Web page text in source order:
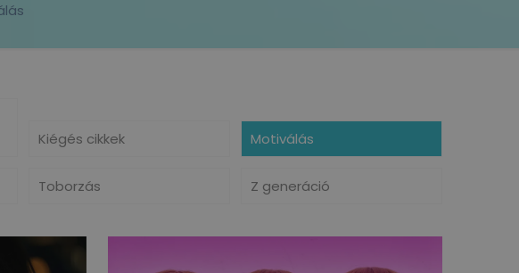
Kiégés cikkek Motiválás
Toborzás Z generáció